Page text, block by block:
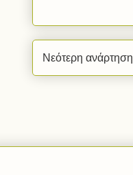
Νεότερη ανάρτηση